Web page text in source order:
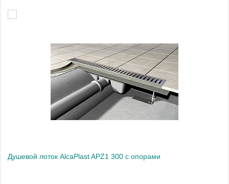
Душевой лоток AlcaPlast APZ1 300 с опорами